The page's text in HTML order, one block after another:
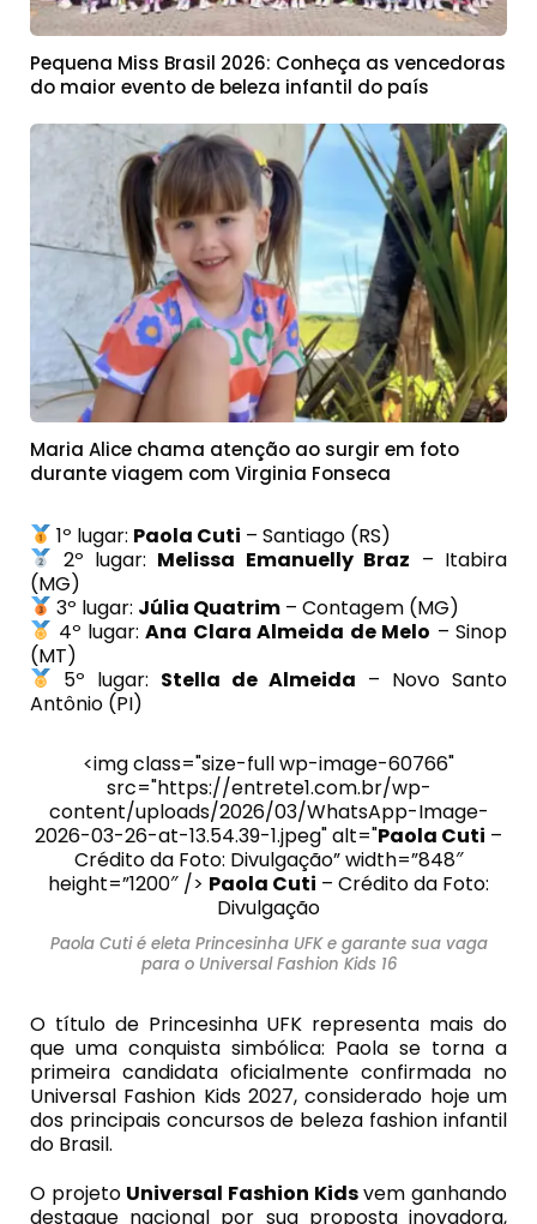
Pequena Miss Brasil 2026: Conheça as vencedoras
do maior evento de beleza infantil do país
Maria Alice chama atenção ao surgir em foto
durante viagem com Virginia Fonseca
1º lugar: Paola Cuti – Santiago (RS)
2º lugar: Melissa Emanuelly Braz – Itabira
(MG)
3º lugar: Júlia Quatrim – Contagem (MG)
4º lugar:Ana Clara Almeida de Melo – Sinop
(MT)
5º lugar: Stella de Almeida – Novo Santo
Antônio (PI)
<img class="size-full wp-image-60766"
src="https://entrete1.com.br/wp-
content/uploads/2026/03/WhatsApp-Image-
2026-03-26-at-13.54.39-1.jpeg" alt="Paola Cuti –
Crédito da Foto: Divulgação” width=”848″
height=”1200″ /> Paola Cuti – Crédito da Foto:
Divulgação
Paola Cuti é eleta Princesinha UFK e garante sua vaga
para o Universal Fashion Kids 16
O título de Princesinha UFK representa mais do
que uma conquista simbólica: Paola se torna a
primeira candidata oficialmente confirmada no
Universal Fashion Kids 2027, considerado hoje um
dos principais concursos de beleza fashion infantil
do Brasil.
O projeto Universal Fashion Kidsvem ganhando
destaque nacional por sua proposta inovadora,